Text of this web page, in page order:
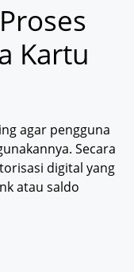
Kartu
agar pengguna
Secara
digital yang
atau saldo